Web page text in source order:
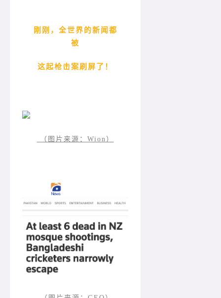
刚刚，全世界的新闻都
被
这起枪击案刷屏了！
（图片来源：Wion）